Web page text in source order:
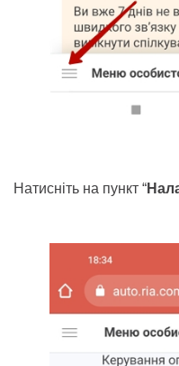
Натисніть на пункт “